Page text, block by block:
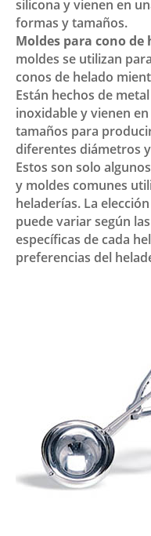
silicona y vienen en
formas y tamaños.
Moldes para cono de
moldes se utilizan
conos de helado
Están hechos de
inoxidable y vienen
tamaños para
diferentes diámetros
Estos son solo
y moldes comunes
heladerías. La
puede variar según
específicas de cada
preferencias del